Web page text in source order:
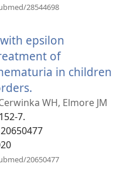
28544698
պատուհան)
epsilon
of
in children
է
պատուհան)
WH, Elmore JM
7.
20650477